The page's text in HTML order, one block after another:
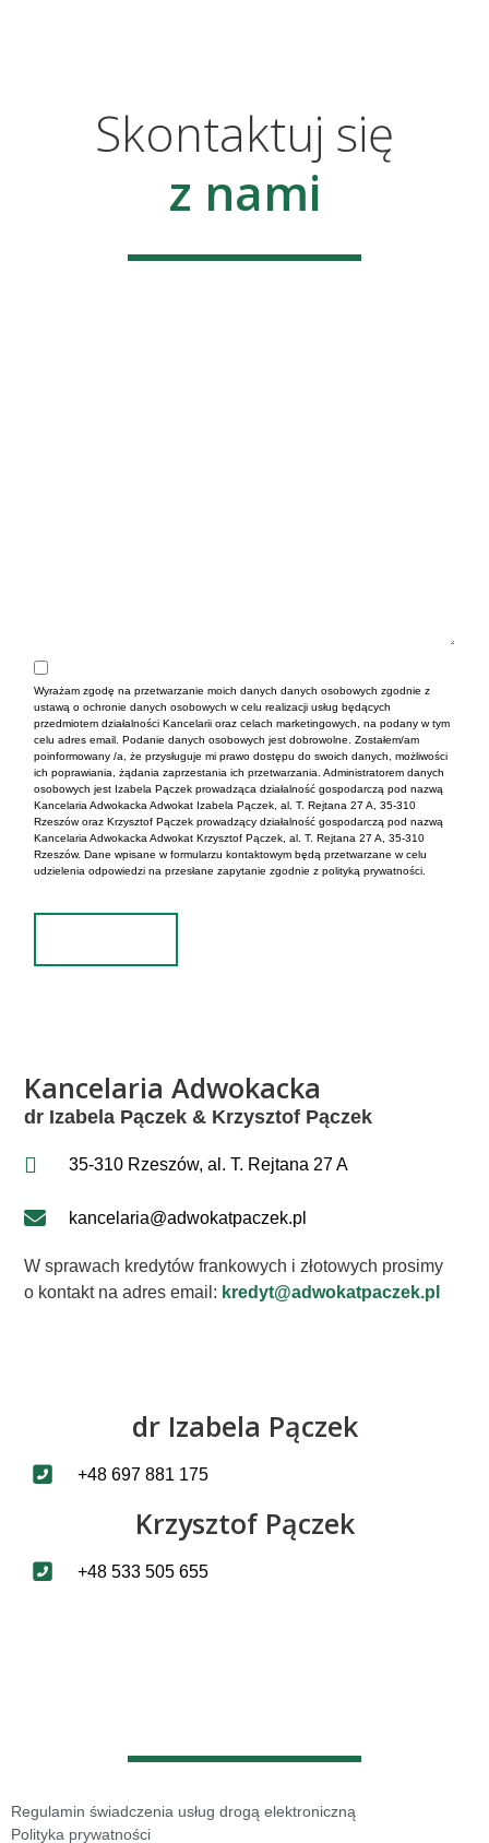
Skontaktuj się
z nami
Wyrażam zgodę na przetwarzanie moich danych danych osobowych zgodnie z
ustawą o ochronie danych osobowych w celu realizacji usług będących
przedmiotem działalności Kancelarii oraz celach marketingowych, na podany w tym
celu adres email. Podanie danych osobowych jest dobrowolne. Zostałem/am
poinformowany /a, że przysługuje mi prawo dostępu do swoich danych, możliwości
ich poprawiania, żądania zaprzestania ich przetwarzania. Administratorem danych
osobowych jest Izabela Pączek prowadząca działalność gospodarczą pod nazwą
Kancelaria Adwokacka Adwokat Izabela Pączek, al. T. Rejtana 27 A, 35-310
Rzeszów oraz Krzysztof Pączek prowadzący działalność gospodarczą pod nazwą
Kancelaria Adwokacka Adwokat Krzysztof Pączek, al. T. Rejtana 27 A, 35-310
Rzeszów. Dane wpisane w formularzu kontaktowym będą przetwarzane w celu
udzielenia odpowiedzi na przesłane zapytanie zgodnie z polityką prywatności.
Kancelaria Adwokacka
dr Izabela Pączek & Krzysztof Pączek
35-310 Rzeszów, al. T. Rejtana 27 A
kancelaria@adwokatpaczek.pl
W sprawach kredytów frankowych i złotowych prosimy
o kontakt na adres email: kredyt@adwokatpaczek.pl
dr Izabela Pączek
+48 697 881 175
Krzysztof Pączek
+48 533 505 655
Regulamin świadczenia usług drogą elektroniczną
Polityka prywatności